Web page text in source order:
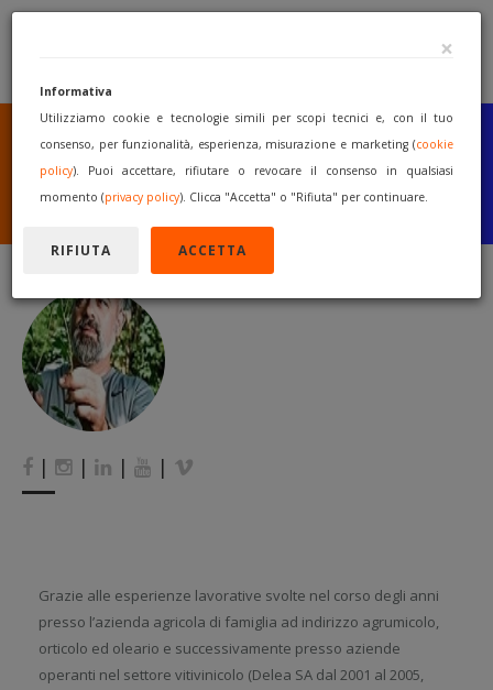
SEI UN COSTRUTTORE
O UN RIVENDITORE?
PUBBLICA GRATUITAMENTE
I TUOI MACCHINARI
INIZIA A VENDERE
| | | |
Grazie alle esperienze lavorative svolte nel corso degli anni
presso l’azienda agricola di famiglia ad indirizzo agrumicolo,
orticolo ed oleario e successivamente presso aziende
operanti nel settore vitivinicolo (Delea SA dal 2001 al 2005,
×
Informativa
Utilizziamo cookie e tecnologie simili per scopi tecnici e, con il tuo
consenso, per funzionalità, esperienza, misurazione e marketing (cookie
policy). Puoi accettare, rifiutare o revocare il consenso in qualsiasi
momento (privacy policy). Clicca "Accetta" o "Rifiuta" per continuare.
RIFIUTA ACCETTA